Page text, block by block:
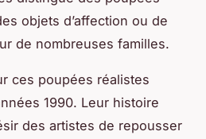
objets d’affection ou de
de nombreuses familles.
ces poupées réalistes
1990. Leur histoire
des artistes de repousser